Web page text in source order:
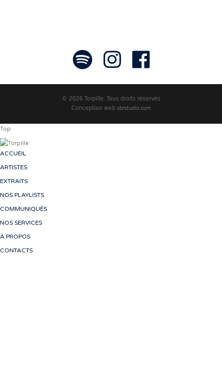
© 2026 Torpille. Tous droits réservés
Conception web sbrstudio.com
Top
ACCUEIL
ARTISTES
EXTRAITS
NOS PLAYLISTS
COMMUNIQUÉS
NOS SERVICES
À PROPOS
CONTACTS